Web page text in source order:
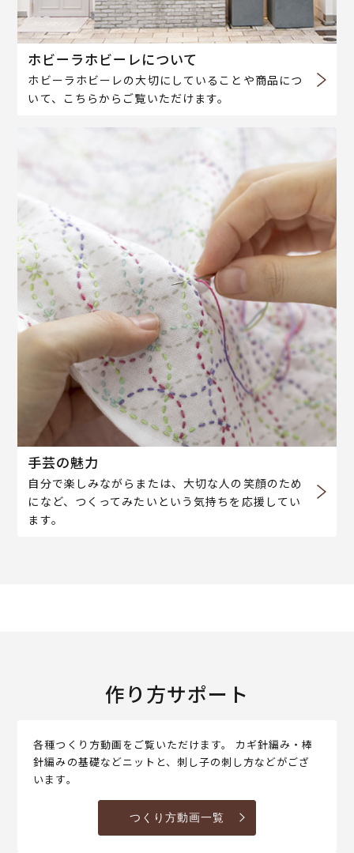
ホビーラホビーレについて
ホビーラホビーレの大切にしていることや商品につ
いて、こちらからご覧いただけます。
手芸の魅力
自分で楽しみながらまたは、大切な人の笑顔のため
になど、つくってみたいという気持ちを応援してい
ます。
作り方サポート
各種つくり方動画をご覧いただけます。 カギ針編み・棒
針編みの基礎などニットと、刺し子の刺し方などがござ
います。
つくり方動画一覧